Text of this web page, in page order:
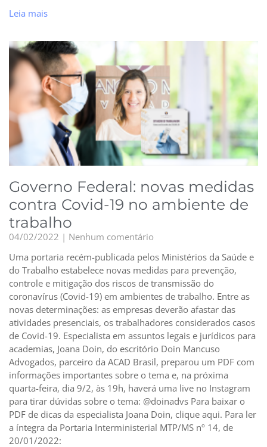
Leia mais
Governo Federal: novas medidas
contra Covid-19 no ambiente de
trabalho
04/02/2022
Nenhum comentário
Uma portaria recém-publicada pelos Ministérios da Saúde e
do Trabalho estabelece novas medidas para prevenção,
controle e mitigação dos riscos de transmissão do
coronavírus (Covid-19) em ambientes de trabalho. Entre as
novas determinações: as empresas deverão afastar das
atividades presenciais, os trabalhadores considerados casos
de Covid-19. Especialista em assuntos legais e jurídicos para
academias, Joana Doin, do escritório Doin Mancuso
Advogados, parceiro da ACAD Brasil, preparou um PDF com
informações importantes sobre o tema e, na próxima
quarta-feira, dia 9/2, às 19h, haverá uma live no Instagram
para tirar dúvidas sobre o tema: @doinadvs Para baixar o
PDF de dicas da especialista Joana Doin, clique aqui. Para ler
a íntegra da Portaria Interministerial MTP/MS nº 14, de
20/01/2022: